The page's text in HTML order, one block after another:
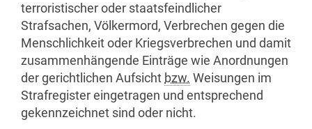
terroristischer oder staatsfeindlicher
Strafsachen, Völkermord, Verbrechen gegen die
Menschlichkeit oder Kriegsverbrechen und damit
zusammenhängende Einträge wie Anordnungen
der gerichtlichen Aufsicht bzw. Weisungen im
Strafregister eingetragen und entsprechend
gekennzeichnet sind oder nicht.